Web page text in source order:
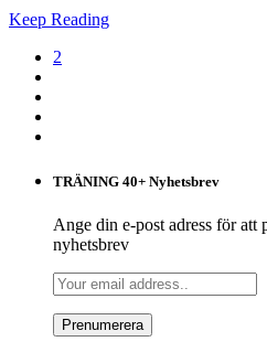
Keep Reading
2
TRÄNING 40+ Nyhetsbrev
Ange din e-post adress för att
nyhetsbrev